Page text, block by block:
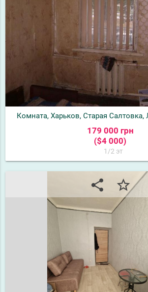
Комната, Харьков, Старая Салтовка,
179 000 грн
($4 000)
1/2 эт
share star_border